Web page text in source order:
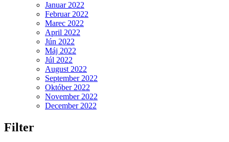
Januar 2022
Februar 2022
Marec 2022
April 2022
Jún 2022
Máj 2022
Júl 2022
August 2022
September 2022
Október 2022
November 2022
December 2022
Filter